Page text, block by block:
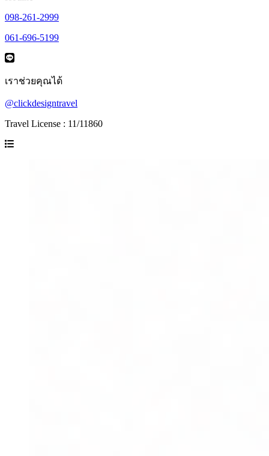
098-261-2999
061-696-5199
เราช่วยคุณได้
@clickdesigntravel
Travel License : 11/11860